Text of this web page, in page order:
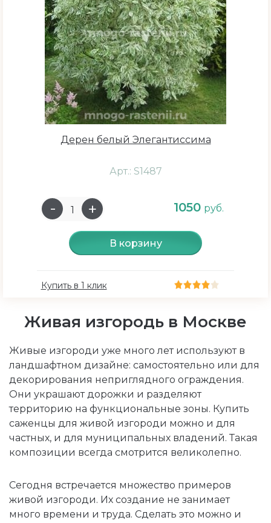
Дерен белый Элегантиссима
Арт.: S1487
1050 руб.
В корзину
Купить в 1 клик
Живая изгородь в Москве
Живые изгороди уже много лет используют в
ландшафтном дизайне: самостоятельно или для
декорирования неприглядного ограждения.
Они украшают дорожки и разделяют
территорию на функциональные зоны. Купить
саженцы для живой изгороди можно и для
частных, и для муниципальных владений. Такая
композиции всегда смотрится великолепно.
Сегодня встречается множество примеров
живой изгороди. Их создание не занимает
много времени и труда. Сделать это можно и